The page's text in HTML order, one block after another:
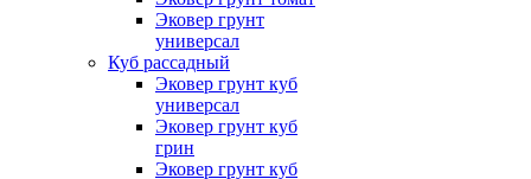
Эковер грунт
универсал
Куб рассадный
Эковер грунт куб
универсал
Эковер грунт куб
грин
Эковер грунт куб